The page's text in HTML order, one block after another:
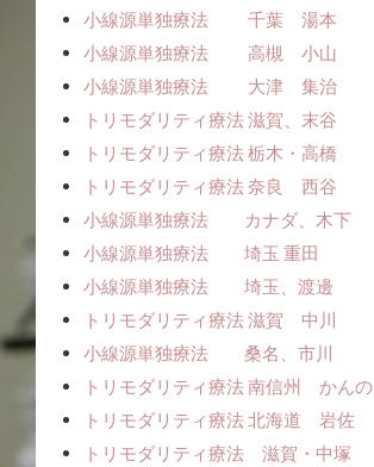
小線源単独療法 千葉 湯本
小線源単独療法 高槻 小山
小線源単独療法 大津 集治
トリモダリティ療法 滋賀、末谷
トリモダリティ療法 栃木・高橋
トリモダリティ療法 奈良 西谷
小線源単独療法 カナダ、木下
小線源単独療法 埼玉 重田
小線源単独療法 埼玉、渡邊
トリモダリティ療法 滋賀 中川
小線源単独療法 桑名、市川
トリモダリティ療法 南信州 かんの
トリモダリティ療法 北海道 岩佐
トリモダリティ療法 滋賀・中塚